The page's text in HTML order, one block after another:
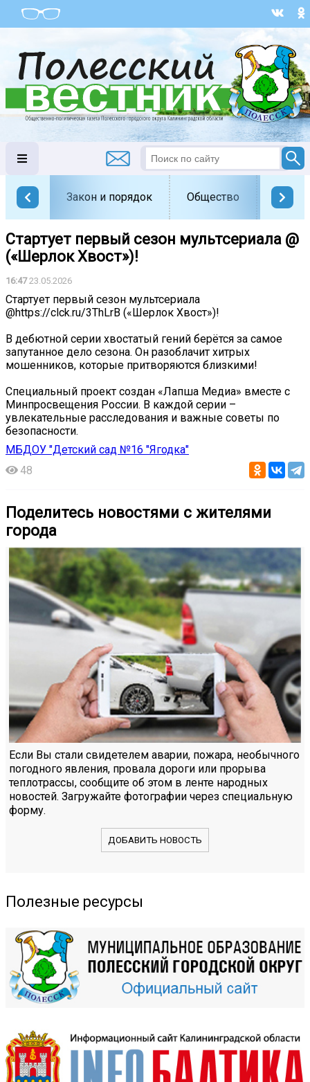
Закон и порядок Общество
Стартует первый сезон мультсериала @
(«Шерлок Хвост»)!
16:4723.05.2026
Стартует первый сезон мультсериала
@https://clck.ru/3ThLrB («Шерлок Хвост»)!
В дебютной серии хвостатый гений берётся за самое
запутанное дело сезона. Он разоблачит хитрых
мошенников, которые притворяются близкими!
Специальный проект создан «Лапша Медиа» вместе с
Минпросвещения России. В каждой серии –
увлекательные расследования и важные советы по
безопасности.
МБДОУ "Детский сад №16 "Ягодка"
48
Поделитесь новостями с жителями
города
Если Вы стали свидетелем аварии, пожара, необычного
погодного явления, провала дороги или прорыва
теплотрассы, сообщите об этом в ленте народных
новостей. Загружайте фотографии через специальную
форму.
ДОБАВИТЬ НОВОСТЬ
Полезные ресурсы